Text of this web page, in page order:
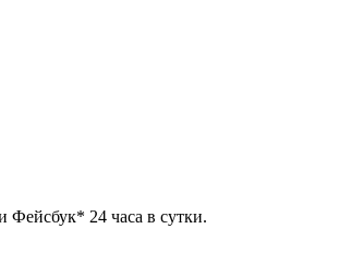
Фейсбук* 24 часа в сутки.